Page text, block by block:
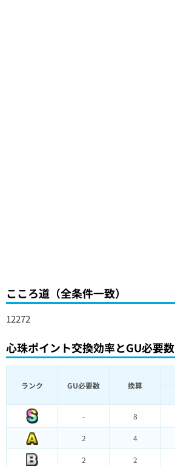
こころ道（全条件一致）
12272
心珠ポイント交換効率とGU必要数
ランク GU必要数 換算
- 8
2 4
2 2